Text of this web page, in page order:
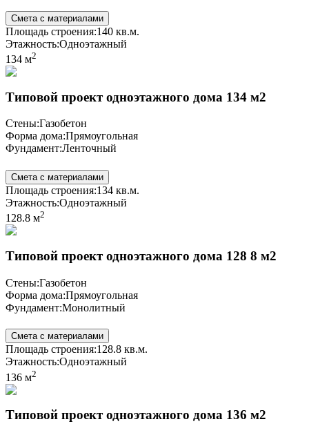
Смета с материалами
Площадь строения:140 кв.м.
Этажность:Одноэтажный
134 м2
Типовой проект одноэтажного дома 134 м2
Стены:Газобетон
Форма дома:Прямоугольная
Фундамент:Ленточный
Смета с материалами
Площадь строения:134 кв.м.
Этажность:Одноэтажный
128.8 м2
Типовой проект одноэтажного дома 128 8 м2
Стены:Газобетон
Форма дома:Прямоугольная
Фундамент:Монолитный
Смета с материалами
Площадь строения:128.8 кв.м.
Этажность:Одноэтажный
136 м2
Типовой проект одноэтажного дома 136 м2